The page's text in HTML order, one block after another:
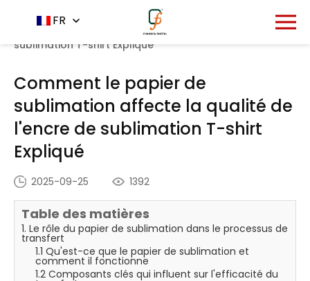
FR
Accueil - Centre de nouvelles
Comment le papier
de sublimation affecte la qualité de l'encre de
sublimation T-shirt Expliqué
Comment le papier de
sublimation affecte la qualité de
l'encre de sublimation T-shirt
Expliqué
2025-09-25 1392
Table des matières
1. Le rôle du papier de sublimation dans le processus de
transfert
1.1 Qu'est-ce que le papier de sublimation et
comment il fonctionne
1.2 Composants clés qui influent sur l'efficacité du